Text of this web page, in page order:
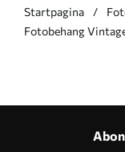
Startpagina
Fotobehang